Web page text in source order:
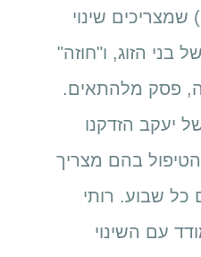
שמצריכים שינוי
בני הזוג, ו"חוזה"
פסק מלהתאים.
יעקב הזדקנו
בהם מצריך
כל שבוע. רותי
עם השינוי